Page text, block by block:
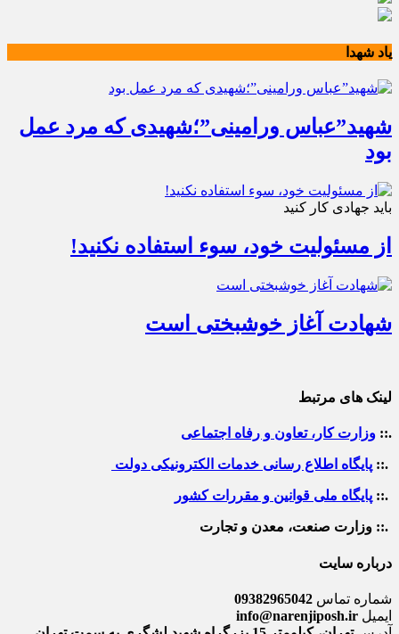
یاد شهدا
شهید”عباس ورامینی”؛شهیدی که مرد عمل
بود
باید جهادی کار کنید
از مسئولیت خود، سوء استفاده نکنید!
شهادت آغاز خوشبختی است
لینک های مرتبط
.:: وزارت کار، تعاون و رفاه اجتماعی
.:: پایگاه اطلاع رسانی خدمات الکترونیکی دولت
.:: پایگاه ملی قوانین و مقررات کشور
.:: وزارت صنعت، معدن و تجارت
درباره سایت
شماره تماس 09382965042
ایمیل info@narenjiposh.ir